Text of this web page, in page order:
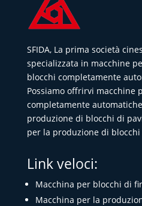
SFIDA, La prima società
specializzata in macchine
blocchi completamente
Possiamo offrirvi macchine
completamente
produzione di blocchi di
per la produzione di blocchi
Link veloci:
Macchina per blocchi di
Macchina per la